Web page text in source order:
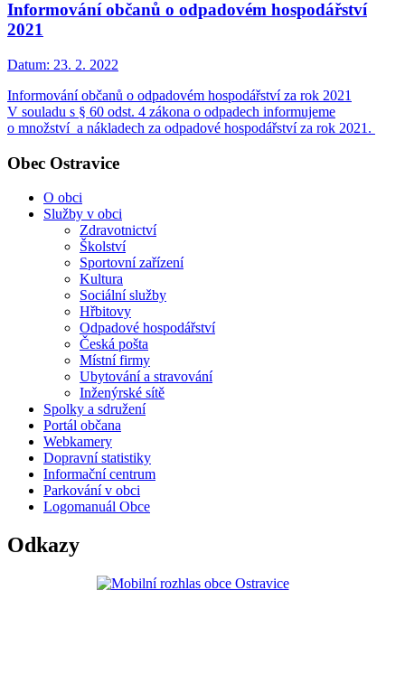
Informování občanů o odpadovém hospodářství
2021
Datum: 23. 2. 2022
Informování občanů o odpadovém hospodářství za rok 2021
V souladu s § 60 odst. 4 zákona o odpadech informujeme
o množství a nákladech za odpadové hospodářství za rok 2021.
Obec Ostravice
O obci
Služby v obci
Zdravotnictví
Školství
Sportovní zařízení
Kultura
Sociální služby
Hřbitovy
Odpadové hospodářství
Česká pošta
Místní firmy
Ubytování a stravování
Inženýrské sítě
Spolky a sdružení
Portál občana
Webkamery
Dopravní statistiky
Informační centrum
Parkování v obci
Logomanuál Obce
Odkazy